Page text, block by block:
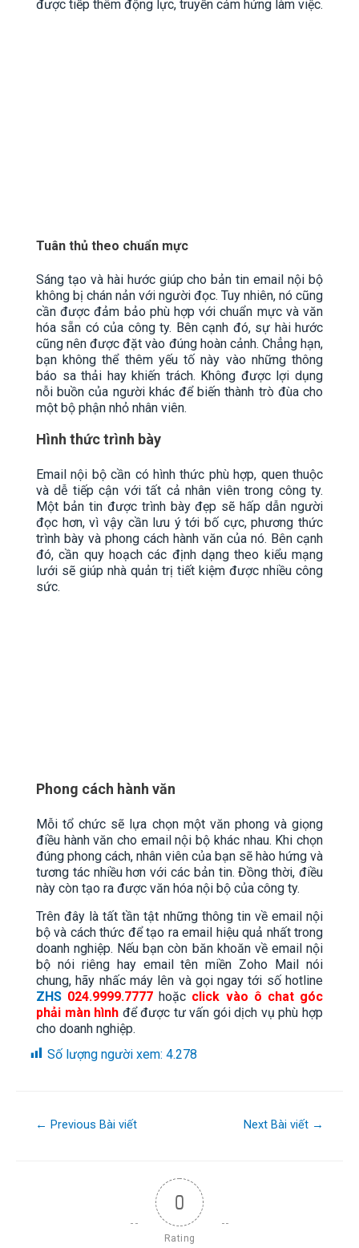
được tiếp thêm động lực, truyền cảm hứng làm việc.
Tuân thủ theo chuẩn mực
Sáng tạo và hài hước giúp cho bản tin email nội bộ
không bị chán nản với người đọc. Tuy nhiên, nó cũng
cần được đảm bảo phù hợp với chuẩn mực và văn
hóa sẵn có của công ty. Bên cạnh đó, sự hài hước
cũng nên được đặt vào đúng hoàn cảnh. Chẳng hạn,
bạn không thể thêm yếu tố này vào những thông
báo sa thải hay khiến trách. Không được lợi dụng
nỗi buồn của người khác để biến thành trò đùa cho
một bộ phận nhỏ nhân viên.
Hình thức trình bày
Email nội bộ cần có hình thức phù hợp, quen thuộc
và dễ tiếp cận với tất cả nhân viên trong công ty.
Một bản tin được trình bày đẹp sẽ hấp dẫn người
đọc hơn, vì vậy cần lưu ý tới bố cực, phương thức
trình bày và phong cách hành văn của nó. Bên cạnh
đó, cần quy hoạch các định dạng theo kiểu mạng
lưới sẽ giúp nhà quản trị tiết kiệm được nhiều công
sức.
Phong cách hành văn
Mỗi tổ chức sẽ lựa chọn một văn phong và giọng
điều hành văn cho email nội bộ khác nhau. Khi chọn
đúng phong cách, nhân viên của bạn sẽ hào hứng và
tương tác nhiều hơn với các bản tin. Đồng thời, điều
này còn tạo ra được văn hóa nội bộ của công ty.
Trên đây là tất tần tật những thông tin về email nội
bộ và cách thức để tạo ra email hiệu quả nhất trong
doanh nghiệp. Nếu bạn còn băn khoăn về email nội
bộ nói riêng hay email tên miền Zoho Mail nói
chung, hãy nhấc máy lên và gọi ngay tới số hotline
ZHS 024.9999.7777 hoặc click vào ô chat góc
phải màn hình để được tư vấn gói dịch vụ phù hợp
cho doanh nghiệp.
Số lượng người xem: 4.278
← Previous Bài viết Next Bài viết →
0
Rating